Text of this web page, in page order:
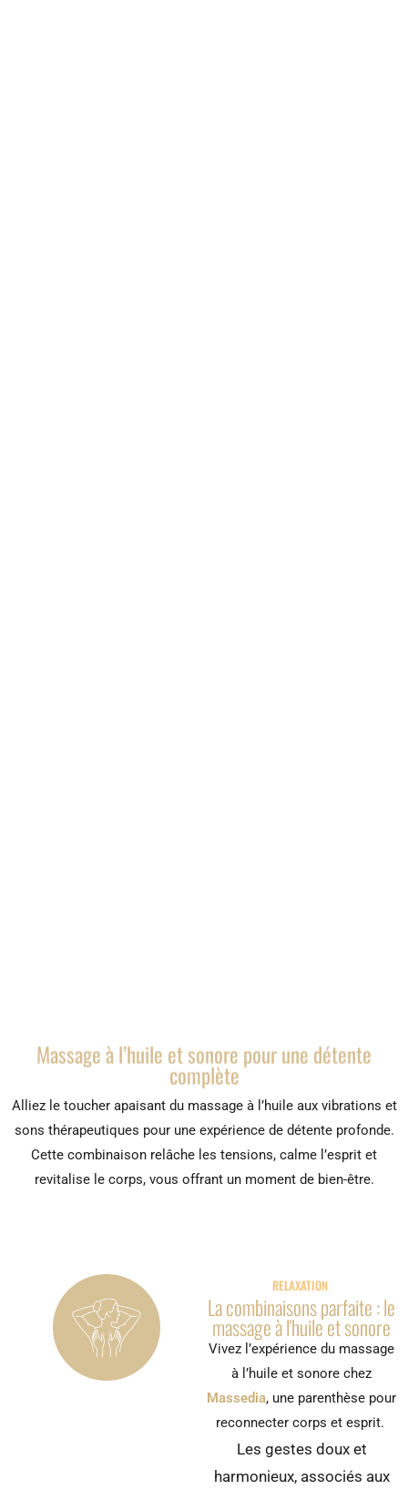
Massage à l’huile et sonore pour une détente
complète
Alliez le toucher apaisant du massage à l’huile aux vibrations et
sons thérapeutiques pour une expérience de détente profonde.
Cette combinaison relâche les tensions, calme l’esprit et
revitalise le corps, vous offrant un moment de bien-être.
RELAXATION PAR L
La combinaisons parfaite : le
massage à l'huile et sonore
Vivez l’expérience du massage
à l’huile et sonore chez
Massedia, une parenthèse pour
reconnecter corps et esprit.
Les gestes doux et
harmonieux, associés aux